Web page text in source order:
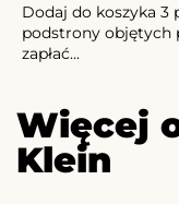
Dodaj do koszyka 3
podstrony objętych
zapłać...
Więcej
Klein